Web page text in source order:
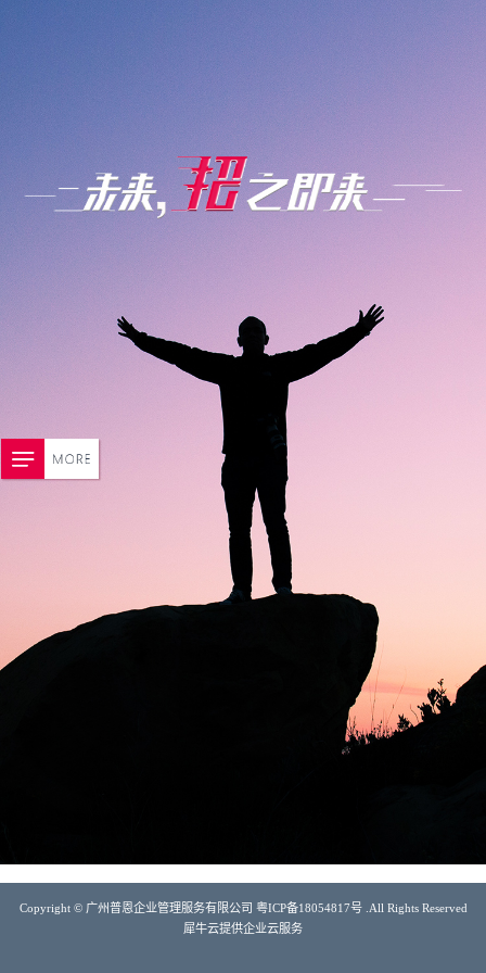
Copyright © 广州普恩企业管理服务有限公司 粤ICP备18054817号 .All Rights Reserved
犀牛云提供企业云服务